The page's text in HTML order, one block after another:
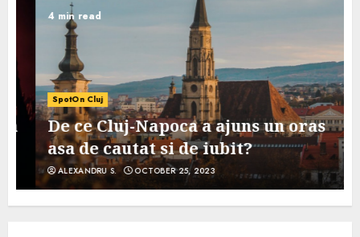
4 min read
SpotOn Cluj
De ce Cluj-Napoca a ajuns un oras
asa de cautat si de iubit?
ALEXANDRU S. OCTOBER 25, 2023